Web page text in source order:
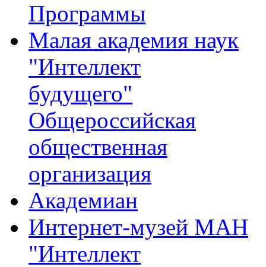
Программы
Малая академия наук
"Интеллект
будущего"
Общероссийская
общественная
организация
Академиан
Интернет-музей МАН
"Интеллект